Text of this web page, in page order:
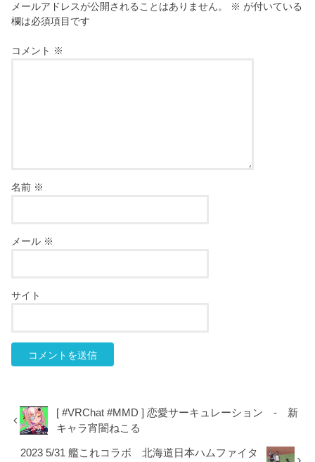
メールアドレスが公開されることはありません。 ※ が付いている
欄は必須項目です
コメント ※
名前 ※
メール ※
サイト
[ #VRChat #MMD ] 恋愛サーキュレーション - 新
キャラ宵闇ねこる
2023 5/31 艦これコラボ 北海道日本ハムファイタ